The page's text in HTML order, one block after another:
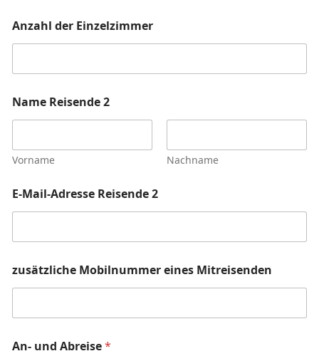
Anzahl der Einzelzimmer
Name Reisende 2
Vorname Nachname
E-Mail-Adresse Reisende 2
zusätzliche Mobilnummer eines Mitreisenden
An- und Abreise*